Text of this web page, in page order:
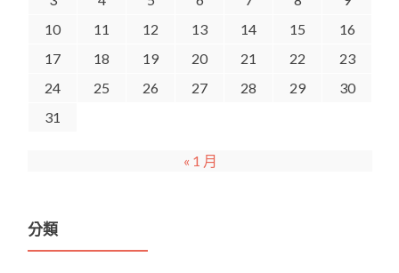
10
11 12 13 14 15
16
17
18 19 20 21 22
23
24
25 26 27 28 29
30
31
« 1 月
分類